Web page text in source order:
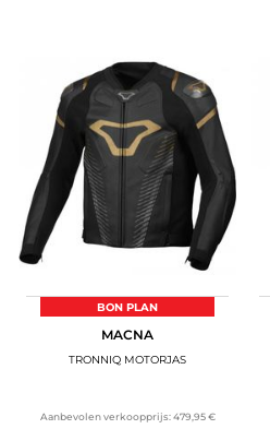
BON PLAN
MACNA
TRONNIQ MOTORJAS
Aanbevolen verkoopprijs: 479,95 €